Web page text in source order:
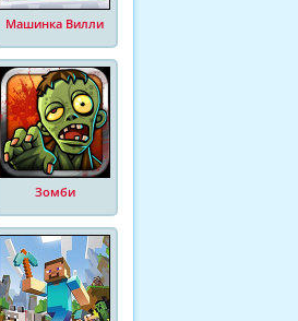
Машинка Вилли
Зомби